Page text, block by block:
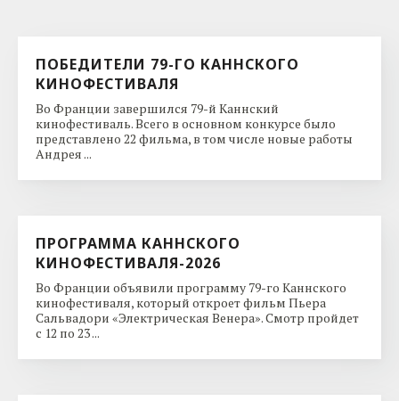
ПОБЕДИТЕЛИ 79-ГО КАННСКОГО
КИНОФЕСТИВАЛЯ
Во Франции завершился 79-й Каннский
кинофестиваль. Всего в основном конкурсе было
представлено 22 фильма, в том числе новые работы
Андрея ...
ПРОГРАММА КАННСКОГО
КИНОФЕСТИВАЛЯ-2026
Во Франции объявили программу 79-го Каннского
кинофестиваля, который откроет фильм Пьера
Сальвадори «Электрическая Венера». Смотр пройдет
с 12 по 23 ...